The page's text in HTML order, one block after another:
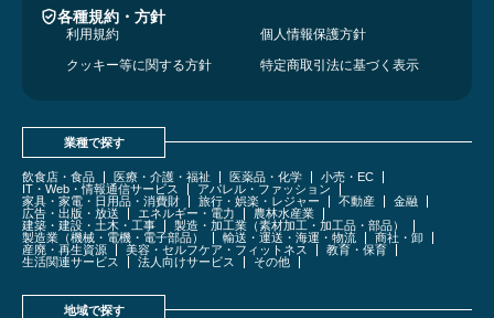
各種規約・方針
利用規約
個人情報保護方針
クッキー等に関する方針
特定商取引法に基づく表示
業種で探す
飲食店・食品 医療・介護・福祉 医薬品・化学
小売・EC
IT・Web・情報通信サービス
アパレル・ファッション
家具・家電・日用品・消費財
旅行・娯楽・レジャー 不動産
金融
広告・出版・放送
エネルギー・電力
農林水産業
建築・建設・土木・工事
製造・加工業（素材加工・加工品・部品）
製造業（機械・電機・電子部品）
輸送・運送・海運・物流
商社・卸
産廃・再生資源
美容・セルフケア・フィットネス
教育・保育
生活関連サービス
法人向けサービス その他
地域で探す